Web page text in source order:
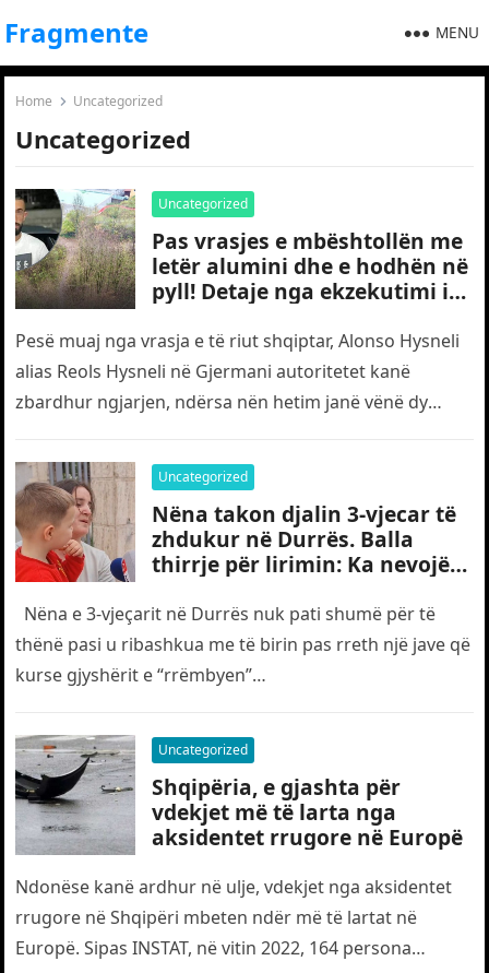
Fragmente MENU
Home Uncategorized
Uncategorized
Uncategorized
Pas vrasjes e mbështollën me
letër alumini dhe e hodhën në
pyll! Detaje nga ekzekutimi i
Pesë muaj nga vrasja e të riut shqiptar, Alonso Hysneli
alias Reols Hysneli në Gjermani autoritetet kanë
zbardhur ngjarjen, ndërsa nën hetim janë vënë dy
Uncategorized
Nëna takon djalin 3-vjecar të
zhdukur në Durrës. Balla
thirrje për lirimin: Ka nevojë
Nëna e 3-vjeçarit në Durrës nuk pati shumë për të
thënë pasi u ribashkua me të birin pas rreth një jave që
kurse gjyshërit e “rrëmbyen”…
Uncategorized
Shqipëria, e gjashta për
vdekjet më të larta nga
aksidentet rrugore në Europë
Ndonëse kanë ardhur në ulje, vdekjet nga aksidentet
rrugore në Shqipëri mbeten ndër më të lartat në
Europë. Sipas INSTAT, në vitin 2022, 164 persona